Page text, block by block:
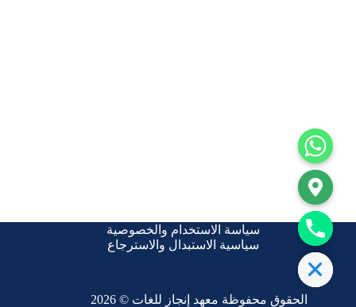
سياسة الاستخدام والخصوصية
سياسية الاستبدال والاسترجاع
الحقوق محفوظة معهد إنجاز للغات © 2026
Hide